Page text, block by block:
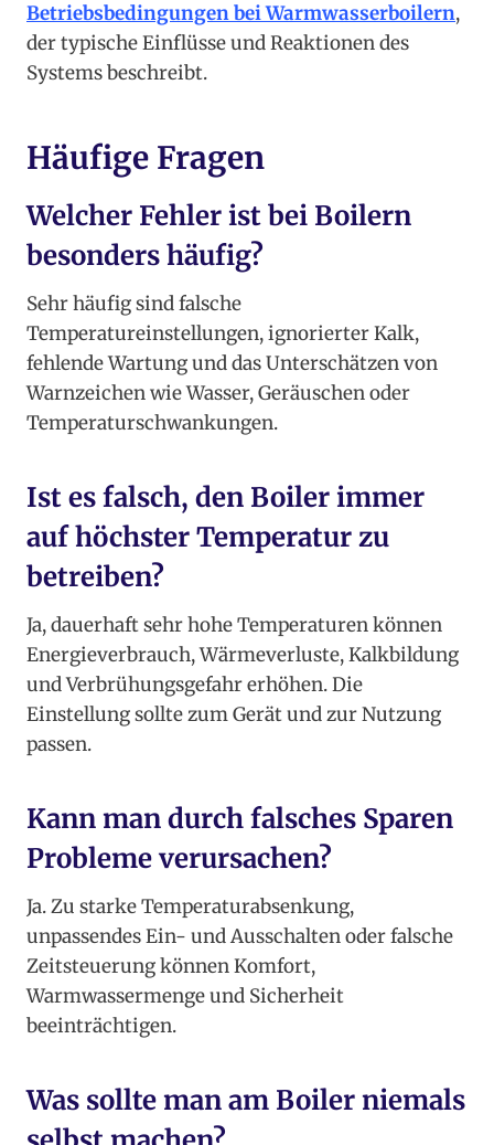
Betriebsbedingungen bei Warmwasserboilern,
der typische Einflüsse und Reaktionen des
Systems beschreibt.
Häufige Fragen
Welcher Fehler ist bei Boilern
besonders häufig?
Sehr häufig sind falsche
Temperatureinstellungen, ignorierter Kalk,
fehlende Wartung und das Unterschätzen von
Warnzeichen wie Wasser, Geräuschen oder
Temperaturschwankungen.
Ist es falsch, den Boiler immer
auf höchster Temperatur zu
betreiben?
Ja, dauerhaft sehr hohe Temperaturen können
Energieverbrauch, Wärmeverluste, Kalkbildung
und Verbrühungsgefahr erhöhen. Die
Einstellung sollte zum Gerät und zur Nutzung
passen.
Kann man durch falsches Sparen
Probleme verursachen?
Ja. Zu starke Temperaturabsenkung,
unpassendes Ein- und Ausschalten oder falsche
Zeitsteuerung können Komfort,
Warmwassermenge und Sicherheit
beeinträchtigen.
Was sollte man am Boiler niemals